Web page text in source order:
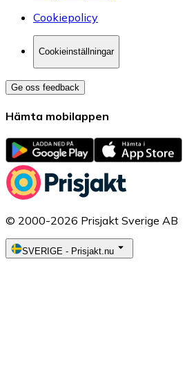
Cookiepolicy
Cookieinställningar
Ge oss feedback
Hämta mobilappen
© 2000-2026 Prisjakt Sverige AB
SVERIGE - Prisjakt.nu